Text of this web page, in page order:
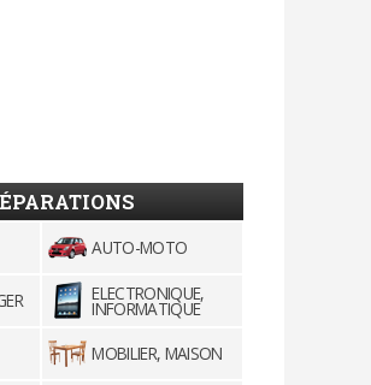
AUTO-MOTO
ELECTRONIQUE,
INFORMATIQUE
MOBILIER, MAISON